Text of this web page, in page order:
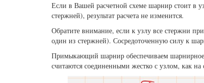
Если в Вашей расчетной схеме шарнир стоит в
стержней), результат расчета не изменится.
Обратите внимание, если к узлу все стержни
один из стержней). Сосредоточенную силу к
Примыкающий шарнир обеспечиваем шарнирное
считаются соединенными жестко с узлом, как